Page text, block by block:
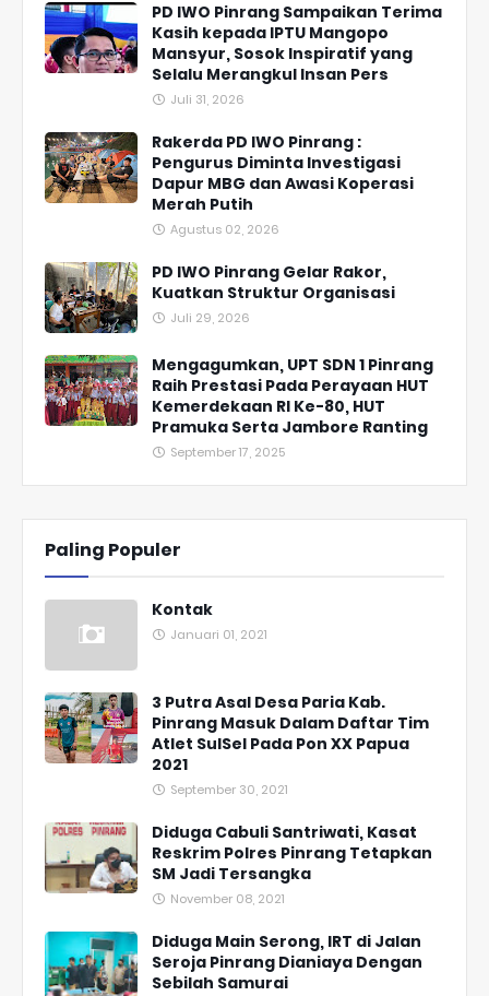
PD IWO Pinrang Sampaikan Terima
Kasih kepada IPTU Mangopo
Mansyur, Sosok Inspiratif yang
Selalu Merangkul Insan Pers
Juli 31, 2026
Rakerda PD IWO Pinrang :
Pengurus Diminta Investigasi
Dapur MBG dan Awasi Koperasi
Merah Putih
Agustus 02, 2026
PD IWO Pinrang Gelar Rakor,
Kuatkan Struktur Organisasi
Juli 29, 2026
Mengagumkan, UPT SDN 1 Pinrang
Raih Prestasi Pada Perayaan HUT
Kemerdekaan RI Ke-80, HUT
Pramuka Serta Jambore Ranting
September 17, 2025
Paling Populer
Kontak
Januari 01, 2021
3 Putra Asal Desa Paria Kab.
Pinrang Masuk Dalam Daftar Tim
Atlet SulSel Pada Pon XX Papua
2021
September 30, 2021
Diduga Cabuli Santriwati, Kasat
Reskrim Polres Pinrang Tetapkan
SM Jadi Tersangka
November 08, 2021
Diduga Main Serong, IRT di Jalan
Seroja Pinrang Dianiaya Dengan
Sebilah Samurai